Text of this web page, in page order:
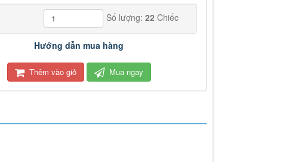
Số lượng: 22 Chiếc
Hướng dẫn mua hàng
Thêm vào giỏ Mua ngay